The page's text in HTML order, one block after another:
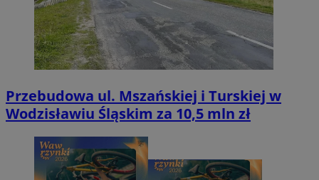
Przebudowa ul. Mszańskiej i Turskiej w
Wodzisławiu Śląskim za 10,5 mln zł